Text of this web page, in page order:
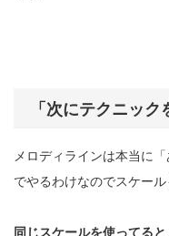
「次にテクニック
メロディラインは本当に
でやるわけなのでスケール
同じスケールを使ってる